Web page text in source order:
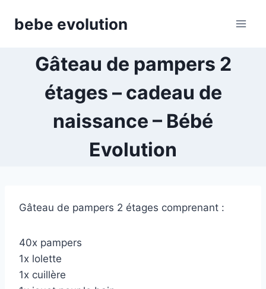
bebe evolution
Gâteau de pampers 2
étages – cadeau de
naissance – Bébé
Evolution
Gâteau de pampers 2 étages comprenant :
40x pampers
1x lolette
1x cuillère